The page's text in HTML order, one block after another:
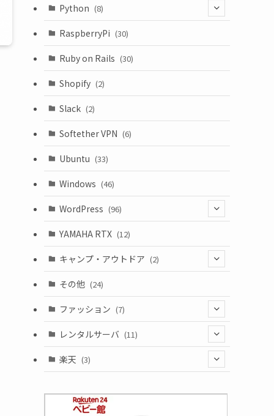
(7)
(1)
(3)
(6)
(9)
Python (8)
(1)
RaspberryPi (30)
Ruby on Rails (30)
Shopify (2)
Slack (2)
Softether VPN (6)
Ubuntu (33)
Windows (46)
WordPress (96)
(10)
YAMAHA RTX (12)
キャンプ・アウトドア (2)
(1)
(1)
その他 (24)
ファッション (7)
(3)
レンタルサーバ (11)
(6)
(5)
楽天 (3)